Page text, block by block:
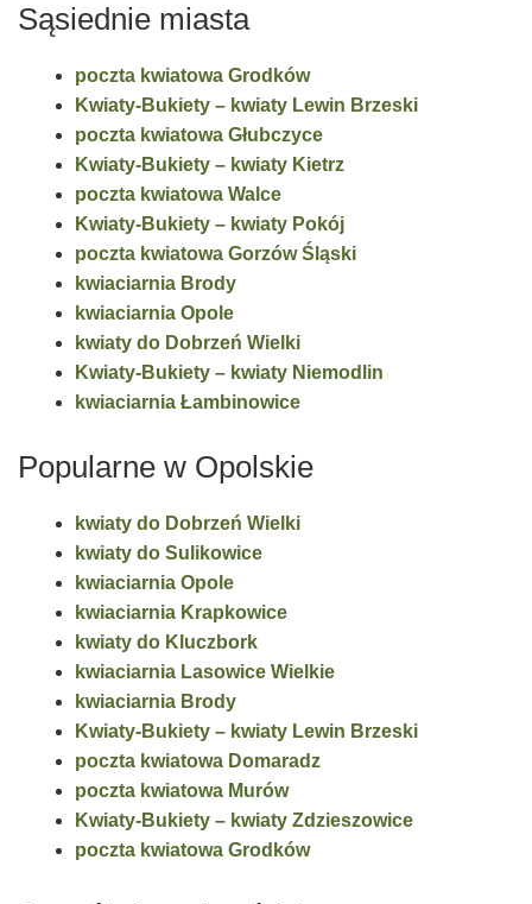
Sąsiednie miasta
poczta kwiatowa Grodków
Kwiaty-Bukiety – kwiaty Lewin Brzeski
poczta kwiatowa Głubczyce
Kwiaty-Bukiety – kwiaty Kietrz
poczta kwiatowa Walce
Kwiaty-Bukiety – kwiaty Pokój
poczta kwiatowa Gorzów Śląski
kwiaciarnia Brody
kwiaciarnia Opole
kwiaty do Dobrzeń Wielki
Kwiaty-Bukiety – kwiaty Niemodlin
kwiaciarnia Łambinowice
Popularne w Opolskie
kwiaty do Dobrzeń Wielki
kwiaty do Sulikowice
kwiaciarnia Opole
kwiaciarnia Krapkowice
kwiaty do Kluczbork
kwiaciarnia Lasowice Wielkie
kwiaciarnia Brody
Kwiaty-Bukiety – kwiaty Lewin Brzeski
poczta kwiatowa Domaradz
poczta kwiatowa Murów
Kwiaty-Bukiety – kwiaty Zdzieszowice
poczta kwiatowa Grodków